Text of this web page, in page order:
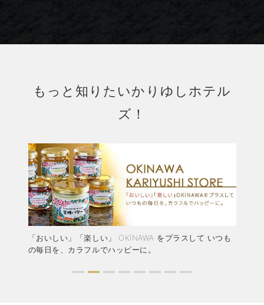
もっと知りたいかりゆしホテル
ズ！
「おいしい」「楽しい」 OKINAWA をプラスして いつも
の毎日を、カラフルでハッピーに。
かりゆし